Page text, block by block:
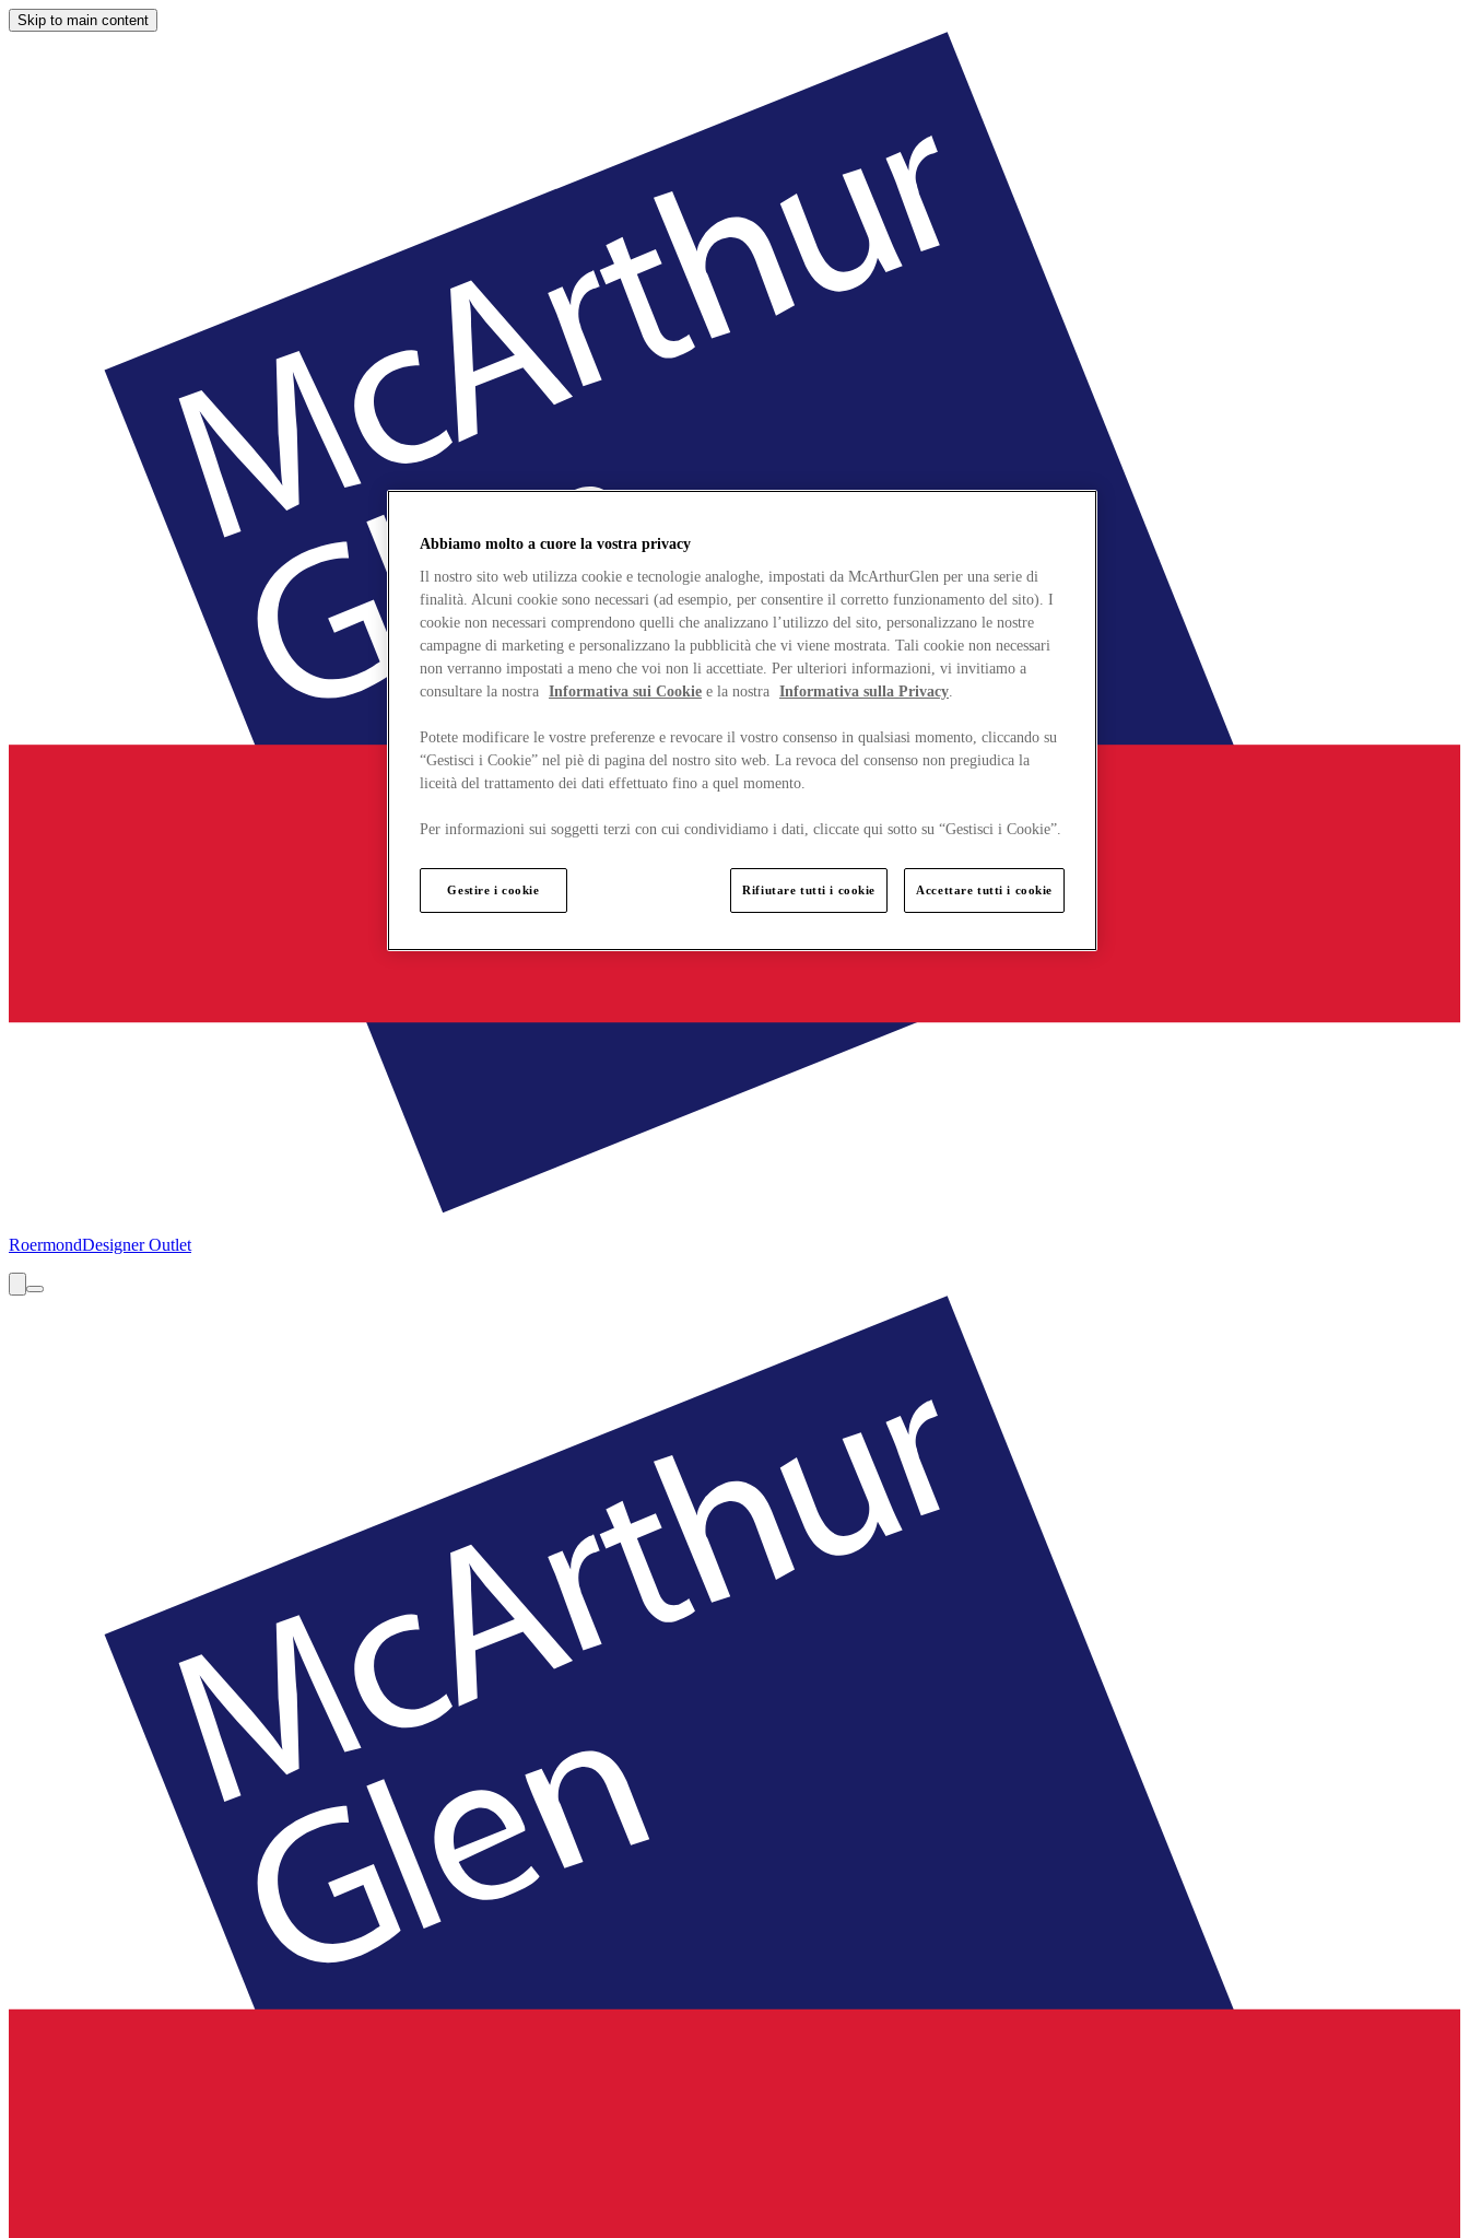
Skip to main content
RoermondDesigner Outlet
Abbiamo molto a cuore la vostra privacy
Il nostro sito web utilizza cookie e tecnologie analoghe, impostati da McArthurGlen per una serie di
finalità. Alcuni cookie sono necessari (ad esempio, per consentire il corretto funzionamento del sito). I
cookie non necessari comprendono quelli che analizzano l’utilizzo del sito, personalizzano le nostre
campagne di marketing e personalizzano la pubblicità che vi viene mostrata. Tali cookie non necessari
non verranno impostati a meno che voi non li accettiate. Per ulteriori informazioni, vi invitiamo a
consultare la nostra Informativa sui Cookie e la nostra Informativa sulla Privacy.
Potete modificare le vostre preferenze e revocare il vostro consenso in qualsiasi momento, cliccando su
“Gestisci i Cookie” nel piè di pagina del nostro sito web. La revoca del consenso non pregiudica la
liceità del trattamento dei dati effettuato fino a quel momento.
Per informazioni sui soggetti terzi con cui condividiamo i dati, cliccate qui sotto su “Gestisci i Cookie”.
Gestire i cookie Rifiutare tutti i cookie Accettare tutti i cookie